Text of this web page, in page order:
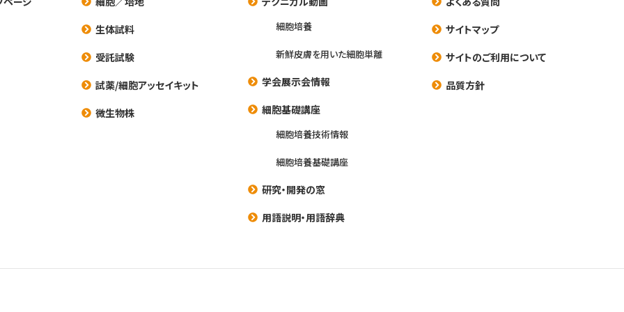
生体試料
受託試験
試薬/細胞アッセイキット
微生物株
細胞培養
新鮮皮膚を用いた細胞単離
学会展示会情報
細胞基礎講座
細胞培養技術情報
細胞培養基礎講座
研究・開発の窓
用語説明・用語辞典
サイトマップ
サイトのご利用について
品質方針